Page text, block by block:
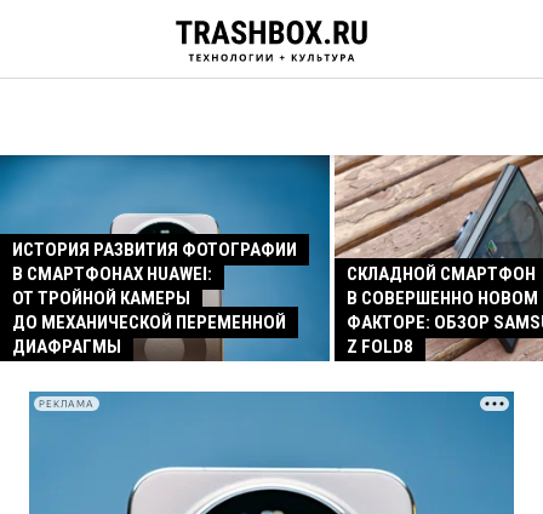
ИСТОРИЯ РАЗВИТИЯ ФОТОГРАФИИ
В СМАРТФОНАХ HUAWEI:
ОТ ТРОЙНОЙ КАМЕРЫ
ДО МЕХАНИЧЕСКОЙ ПЕРЕМЕННОЙ
ДИАФРАГМЫ
СКЛАДНОЙ СМАРТФОН
В СОВЕРШЕННО
ФАКТОРЕ: ОБЗОР
Z FOLD8
РЕКЛАМА